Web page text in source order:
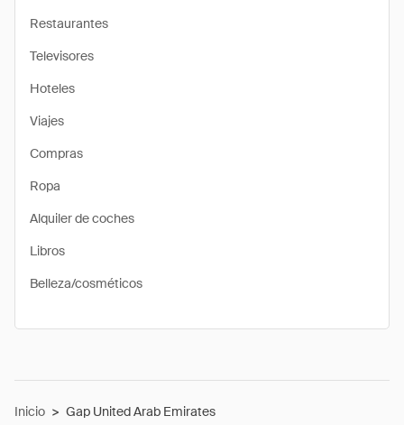
Restaurantes
Televisores
Hoteles
Viajes
Compras
Ropa
Alquiler de coches
Libros
Belleza/cosméticos
Inicio > Gap United Arab Emirates